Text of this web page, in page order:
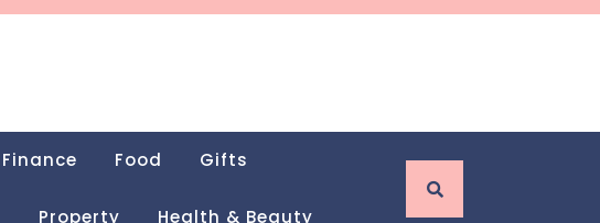
Finance Food Gifts
Property Health & Beauty